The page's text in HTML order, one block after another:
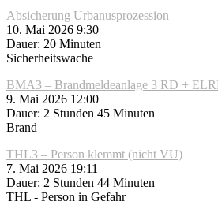
Absicherung Urbanusprozession
10. Mai 2026 9:30
Dauer: 20 Minuten
Sicherheitswache
BMA3 – Brandmeldeanlage 3 RD +
9. Mai 2026 12:00
Dauer: 2 Stunden 45 Minuten
Brand
THL3 – Person klemmt (nicht VU)
7. Mai 2026 19:11
Dauer: 2 Stunden 44 Minuten
THL - Person in Gefahr